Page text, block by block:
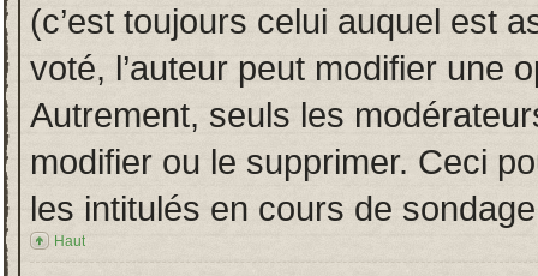
(c’est toujours celui auquel est
voté, l’auteur peut modifier une
Autrement, seuls les
modifier ou le supprimer. Ceci
les intitulés en cours de
Haut